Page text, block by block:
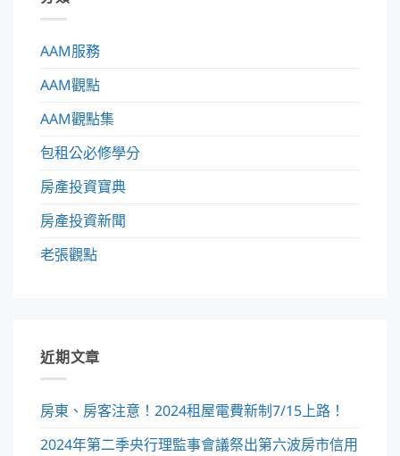
AAM服務
AAM觀點
AAM觀點集
包租公必修學分
房產投資寶典
房產投資新聞
老張觀點
近期文章
房東、房客注意！2024租屋電費新制7/15上路！
2024年第二季央行理監事會議祭出第六波房市信用